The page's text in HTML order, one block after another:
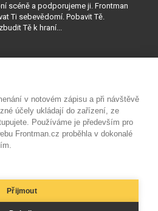
scéně a podporujeme ji. Frontman
Ti sebevědomí. Pobavit Tě.
Tě k hraní...
v notovém zápisu a při návštěvě
účely ukládají do zařízení, ze
Používáme je především pro
Frontman.cz proběhla v dokonalé
Přijmout